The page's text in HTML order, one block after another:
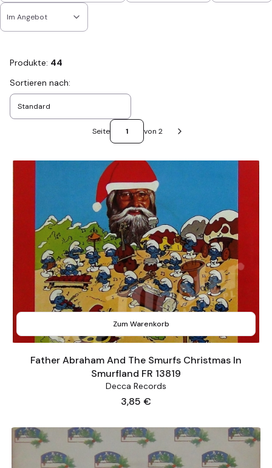
Im Angebot
Produkte: 44
Produktliste
Sortieren nach:
Standard
Seite von 2
Nächste Produkte
Zum Warenkorb
Father Abraham And The Smurfs Christmas In
Smurfland FR 13819
Decca Records
Preis
3,85 €